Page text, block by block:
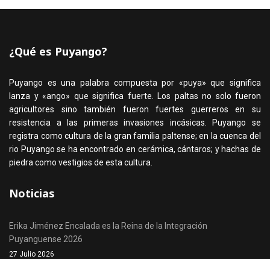
¿Qué es Puyango?
Puyango es una palabra compuesta por «puya» que significa
lanza y «ango» que significa fuerte. Los paltas no solo fueron
agricultores sino también fueron fuertes guerreros en su
resistencia a las primeras invasiones incásicas. Puyango se
registra como cultura de la gran familia paltense; en la cuenca del
rio Puyango se ha encontrado en cerámica, cántaros; y hachas de
piedra como vestigios de esta cultura.
Noticias
Erika Jiménez Encalada es la Reina de la Integración
Puyanguense 2026
27 Julio 2026